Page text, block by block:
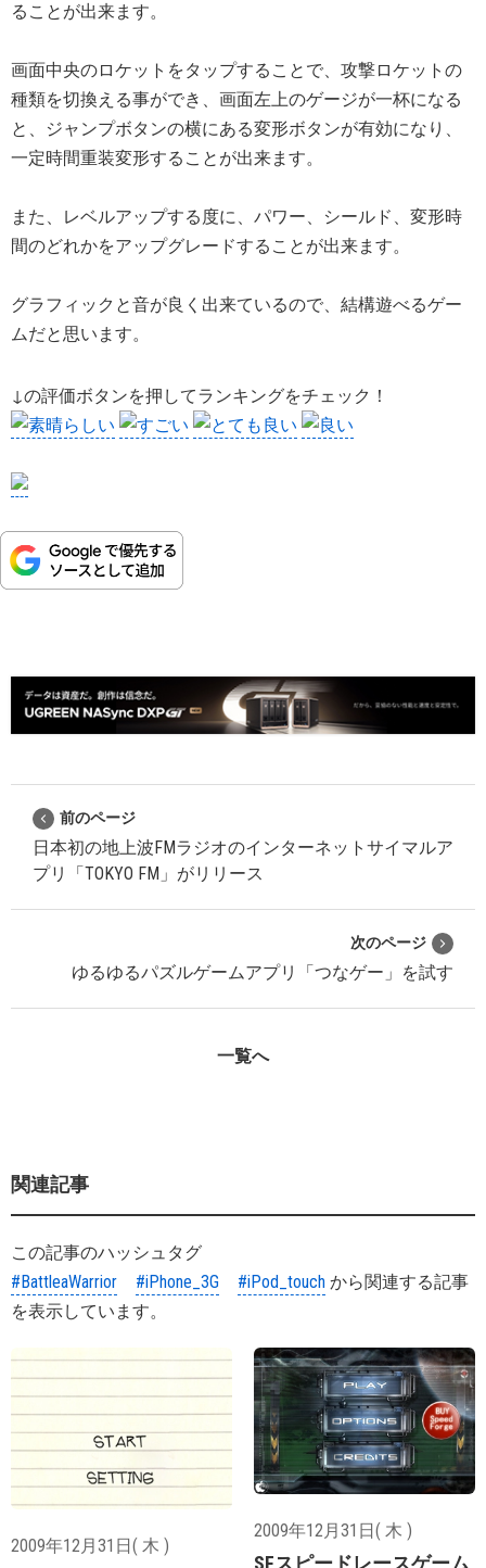
ることが出来ます。
画面中央のロケットをタップすることで、攻撃ロケットの
種類を切換える事ができ、画面左上のゲージが一杯になる
と、ジャンプボタンの横にある変形ボタンが有効になり、
一定時間重装変形することが出来ます。
また、レベルアップする度に、パワー、シールド、変形時
間のどれかをアップグレードすることが出来ます。
グラフィックと音が良く出来ているので、結構遊べるゲー
ムだと思います。
↓の評価ボタンを押してランキングをチェック！
前のページ
日本初の地上波FMラジオのインターネットサイマルア
プリ「TOKYO FM」がリリース
次のページ
ゆるゆるパズルゲームアプリ「つなゲー」を試す
一覧へ
関連記事
この記事のハッシュタグ
#BattleaWarrior
#iPhone_3G #iPod_touch から関連する記事
を表示しています。
2009年12月31日( 木 )
2009年12月31日( 木 )
SFスピードレースゲーム